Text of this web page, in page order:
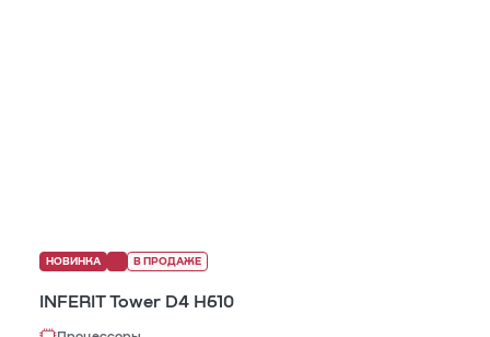
НОВИНКА В ПРОДАЖЕ
INFERIT Tower D4 H610